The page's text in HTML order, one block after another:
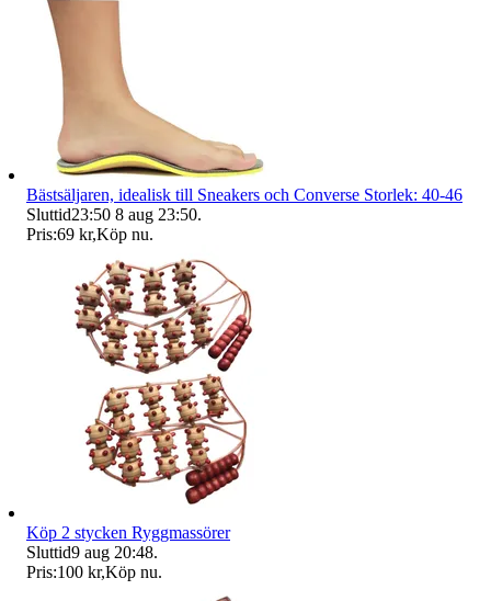
Bästsäljaren, idealisk till Sneakers och Converse Storlek: 40-46
Sluttid23:50 8 aug 23:50.
Pris:69 kr,Köp nu.
Köp 2 stycken Ryggmassörer
Sluttid9 aug 20:48.
Pris:100 kr,Köp nu.